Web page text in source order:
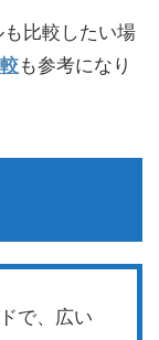
比較したい場
も参考になり
で、広い